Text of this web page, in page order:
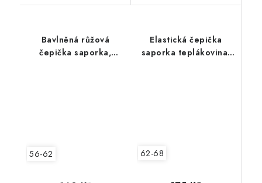
Bavlněná růžová
čepička saporka,
56-62
Elastická čepička
saporka teplákovina,
62-68